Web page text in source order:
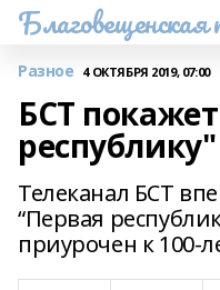
Благовещенская
Разное 4 ОКТЯБРЯ 2019, 07:00
БСТ
республику"
Телеканал БСТ
“Первая
приурочен к 100-